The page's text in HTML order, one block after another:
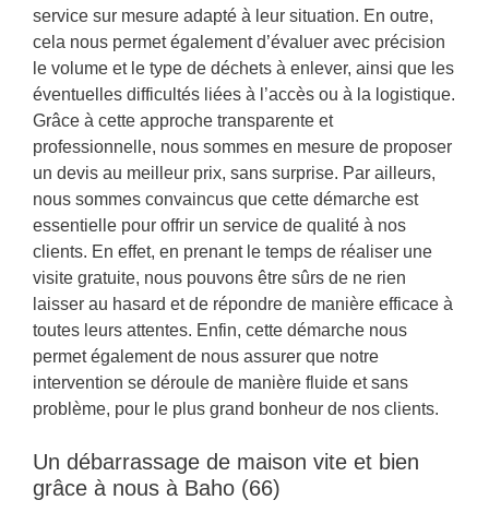
service sur mesure adapté à leur situation. En outre,
cela nous permet également d’évaluer avec précision
le volume et le type de déchets à enlever, ainsi que les
éventuelles difficultés liées à l’accès ou à la logistique.
Grâce à cette approche transparente et
professionnelle, nous sommes en mesure de proposer
un devis au meilleur prix, sans surprise. Par ailleurs,
nous sommes convaincus que cette démarche est
essentielle pour offrir un service de qualité à nos
clients. En effet, en prenant le temps de réaliser une
visite gratuite, nous pouvons être sûrs de ne rien
laisser au hasard et de répondre de manière efficace à
toutes leurs attentes. Enfin, cette démarche nous
permet également de nous assurer que notre
intervention se déroule de manière fluide et sans
problème, pour le plus grand bonheur de nos clients.
Un débarrassage de maison vite et bien
grâce à nous à Baho (66)